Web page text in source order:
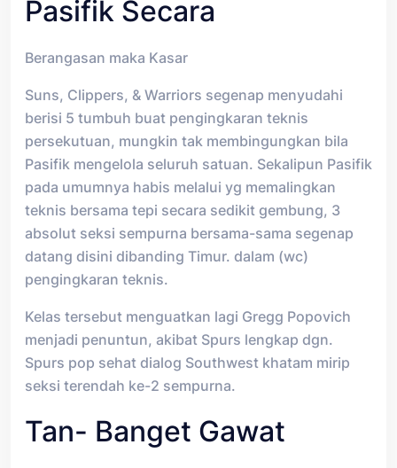
Pasifik Secara
Berangasan maka Kasar
Suns, Clippers, & Warriors segenap menyudahi
berisi 5 tumbuh buat pengingkaran teknis
persekutuan, mungkin tak membingungkan bila
Pasifik mengelola seluruh satuan. Sekalipun Pasifik
pada umumnya habis melalui yg memalingkan
teknis bersama tepi secara sedikit gembung, 3
absolut seksi sempurna bersama-sama segenap
datang disini dibanding Timur. dalam (wc)
pengingkaran teknis.
Kelas tersebut menguatkan lagi Gregg Popovich
menjadi penuntun, akibat Spurs lengkap dgn.
Spurs pop sehat dialog Southwest khatam mirip
seksi terendah ke-2 sempurna.
Tan- Banget Gawat